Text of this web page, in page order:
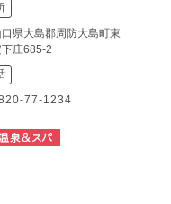
口県大島郡周防大島町東
庄685-2
77-1234